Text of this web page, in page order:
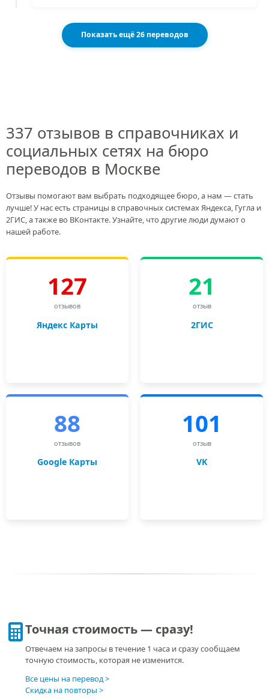
Показать ещё 26 переводов
337 отзывов в справочниках и
социальных сетях на бюро
переводов в Москве
Отзывы помогают вам выбрать подходящее бюро, а нам — стать
лучше! У нас есть страницы в справочных системах Яндекса, Гугла и
2ГИС, а также во ВКонтакте. Узнайте, что другие люди думают о
нашей работе.
127
отзывов
Яндекс Карты
21
отзыв
2ГИС
88
отзывов
Google Карты
101
отзыв
VK
Точная стоимость — сразу!
Отвечаем на запросы в течение 1 часа и сразу сообщаем
точную стоимость, которая не изменится.
Все цены на перевод
Скидка на повторы